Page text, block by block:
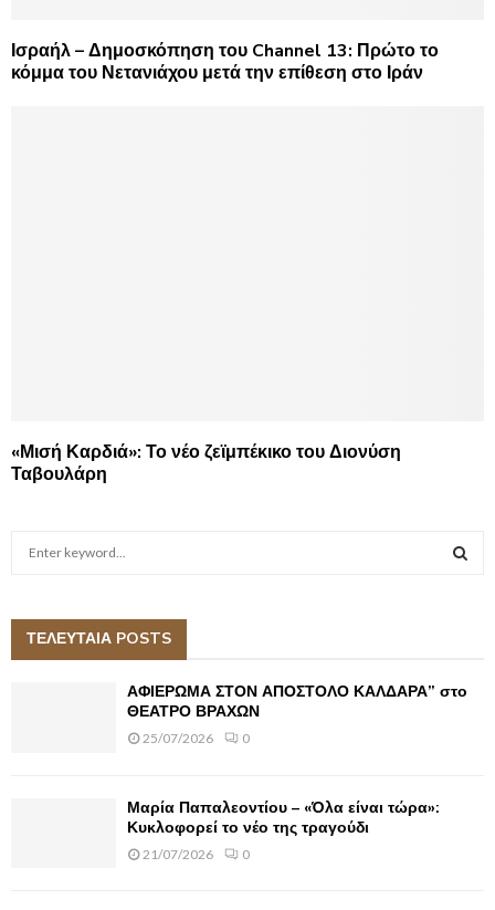
Ισραήλ – Δημοσκόπηση του Channel 13: Πρώτο το
κόμμα του Νετανιάχου μετά την επίθεση στο Ιράν
«Μισή Καρδιά»: Το νέο ζεϊμπέκικο του Διονύση
Ταβουλάρη
h
A
ΤΕΛΕΥΤΑΙΑ POSTS
ΑΦΙΕΡΩΜΑ ΣΤΟΝ ΑΠΟΣΤΟΛΟ ΚΑΛΔΑΡΑ” στο
ΘΕΑΤΡΟ ΒΡΑΧΩΝ
25/07/2026 0
Μαρία Παπαλεοντίου – «Όλα είναι τώρα»:
Κυκλοφορεί το νέο της τραγούδι
21/07/2026 0